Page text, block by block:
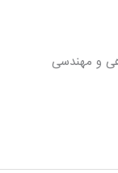
و مهندسی